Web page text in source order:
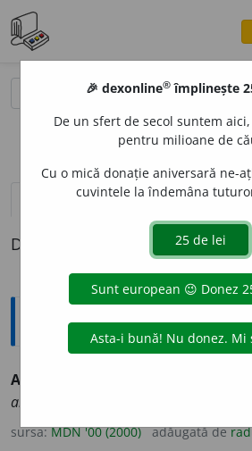
definiții (1)
Definiția cu ID-ul 447891:
Explicative DEX
ANATEMIZ
anathématiser,
sursa:MDN '00 (2000) adăugată de
🎉 dexonline® împlinește
De un sfert de secol suntem
pentru milioane de
Cu o mică donație aniversară ne-
cuvintele la îndemâna